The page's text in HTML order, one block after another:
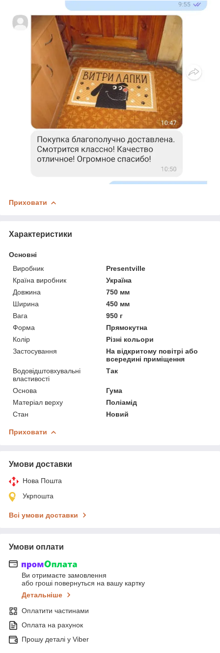
Приховати
Характеристики
Основні
Виробник
Presentville
Країна виробник
Україна
Довжина
750 мм
Ширина
450 мм
Вага
950 г
Форма
Прямокутна
Колір
Різні кольори
Застосування
На відкритому повітрі або
всередині приміщення
Водовідштовхувальні
властивості
Так
Основа
Гума
Матеріал верху
Поліамід
Стан
Новий
Приховати
Умови доставки
Нова Пошта
Укрпошта
Всі умови доставки
Умови оплати
Ви отримаєте замовлення
або гроші повернуться на вашу картку
Детальніше
Оплатити частинами
Оплата на рахунок
Прошу деталі у Viber